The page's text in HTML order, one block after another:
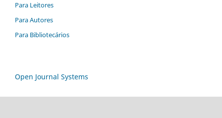
Para Leitores
Para Autores
Para Bibliotecários
Open Journal Systems